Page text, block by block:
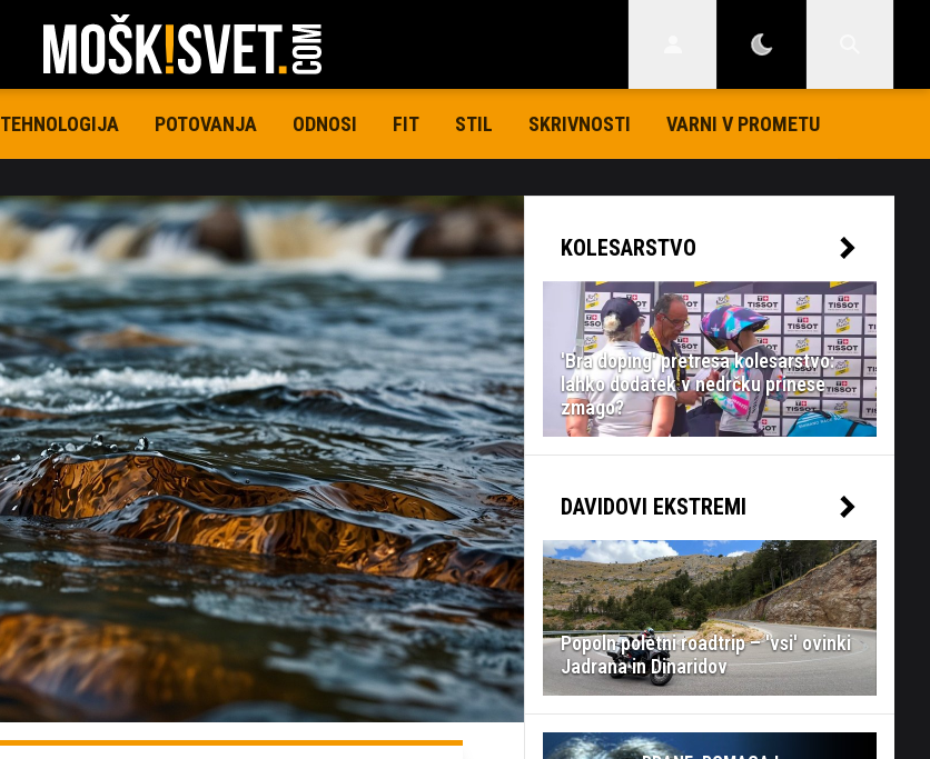
TEHNOLOGIJA POTOVANJA ODNOSI FIT STIL SKRIVNOSTI VARNI V PROMETU
KOLESARSTVO
'Bra doping' pretresa kolesarstvo:
lahko dodatek v nedrčku prinese
zmago?
DAVIDOVI EKSTREMI
Popoln poletni roadtrip – 'vsi' ovinki
Jadrana in Dinaridov